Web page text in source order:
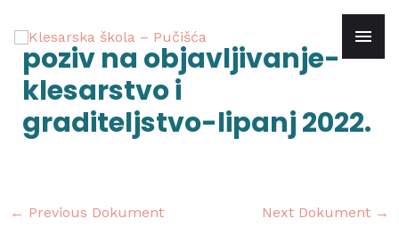
contentpoziv na objavljivanje-
klesarstvo i
graditeljstvo-lipanj 2022.
Post
navigation
← Previous Dokument Next Dokument →